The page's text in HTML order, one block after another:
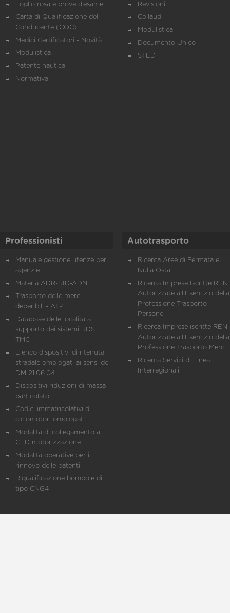
Foglio rosa e prove d’esame
Carta di Qualificazione del
Conducente (CQC)
Medici Certificatori - Novità
Modulistica
Patente nautica
Normativa
Revisioni
Collaudi
Modulistica
Documento Unico
STED
Professionisti
Manuale gestione utenze per
agenzie
Materia ADR-RID-ADN
Trasporto delle merci
deperibili - ATP
Database delle località a
supporto dei sistemi RDS
TMC
Elenco dispositivi di ritenuta
stradale omologati ai sensi del
DM 21.06.04
Dispositivi riduzioni di massa
particolato
Codici immatricolativi di
ciclomotori omologati
Modalità di collegamento al
CED motorizzazione
Modalità operative per il
rinnovo delle patenti
Riqualificazione bombole di
tipo CNG4
Autotrasporto
Ricerca Aree di Fermata e
Nulla Osta
Ricerca Imprese Iscritte REN
Autorizzate all'Esercizio della
Professione Trasporto
Persone
Ricerca Imprese iscritte REN
Autorizzate all'Esercizio della
Professione Trasporto Merci
Ricerca Servizi di Linea
Interregionali